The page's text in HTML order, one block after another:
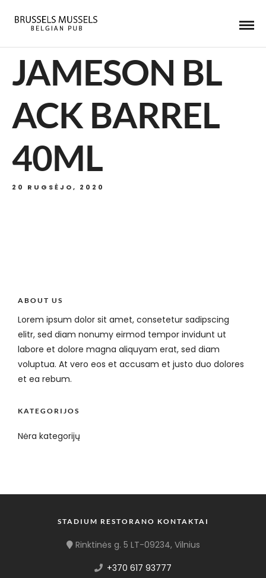
JAMESON BL
ACK BARREL
40ML
20 RUGSĖJO, 2020
ABOUT US
Lorem ipsum dolor sit amet, consetetur sadipscing
elitr, sed diam nonumy eirmod tempor invidunt ut
labore et dolore magna aliquyam erat, sed diam
voluptua. At vero eos et accusam et justo duo dolores
et ea rebum.
KATEGORIJOS
Nėra kategorijų
STADIUM RESTORANO KONTAKTAI
Rinktinės g. 5 LT-09234, Vilnius
+370 617 93777